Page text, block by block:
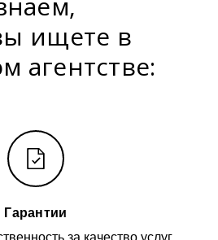
ищете в
агентстве:
Гарантии